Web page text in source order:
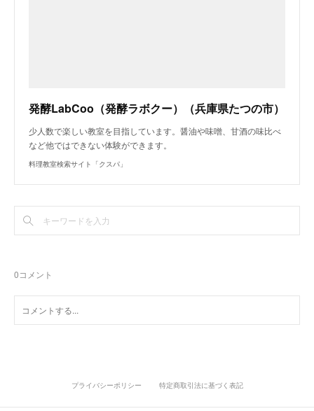
発酵LabCoo（発酵ラボクー）（兵庫県たつの市）
少人数で楽しい教室を目指しています。醤油や味噌、甘酒の味比べ
など他ではできない体験ができます。
料理教室検索サイト「クスパ」
0コメント
プライバシーポリシー 特定商取引法に基づく表記